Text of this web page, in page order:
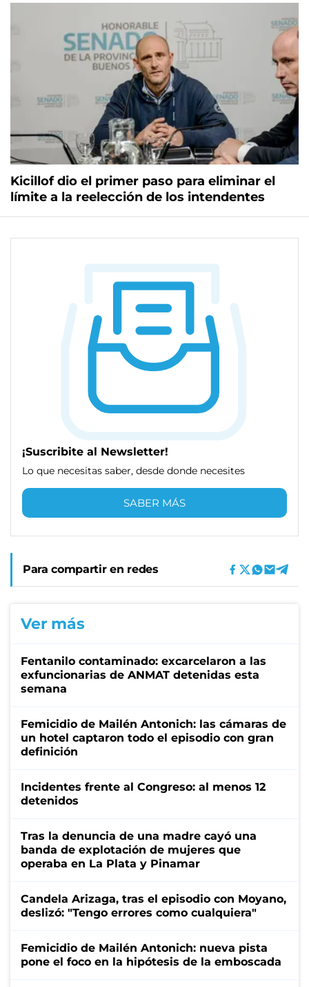
Kicillof dio el primer paso para eliminar el
límite a la reelección de los intendentes
¡Suscribite al Newsletter!
Lo que necesitas saber, desde donde necesites
SABER MÁS
Para compartir en redes
Ver más
Fentanilo contaminado: excarcelaron a las
exfuncionarias de ANMAT detenidas esta
semana
Femicidio de Mailén Antonich: las cámaras de
un hotel captaron todo el episodio con gran
definición
Incidentes frente al Congreso: al menos 12
detenidos
Tras la denuncia de una madre cayó una
banda de explotación de mujeres que
operaba en La Plata y Pinamar
Candela Arizaga, tras el episodio con Moyano,
deslizó: "Tengo errores como cualquiera"
Femicidio de Mailén Antonich: nueva pista
pone el foco en la hipótesis de la emboscada